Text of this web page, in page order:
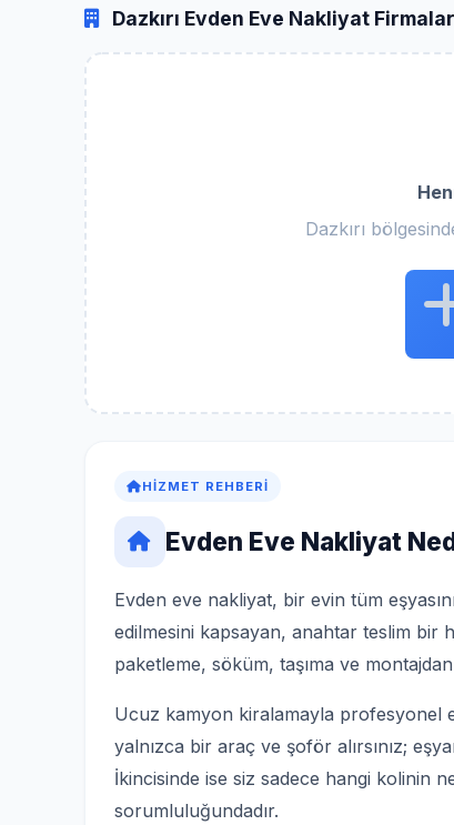
Dazkırı Evden Eve Nakliyat
Dazkırı
HIZMET REHBERI
Evden Eve Nakliyat
Evden eve nakliyat, bir evin tüm
edilmesini kapsayan, anahtar teslim bir
paketleme, söküm, taşıma ve
Ucuz kamyon kiralamayla profesyonel
yalnızca bir araç ve şoför alırsınız;
İkincisinde ise siz sadece hangi kolinin
sorumluluğundadır.